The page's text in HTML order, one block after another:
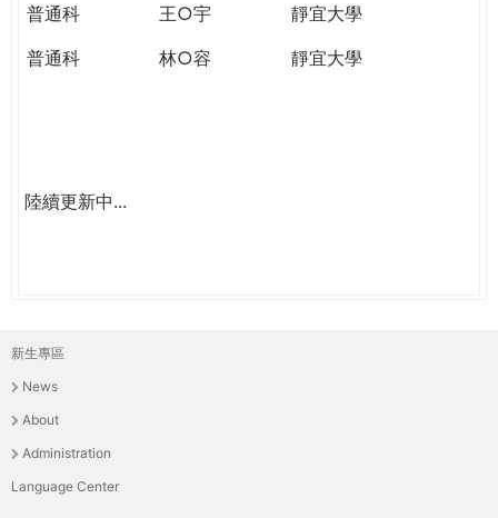
普通科
王○宇
靜宜大學
普通科
林○容 靜宜大學
陸續更新中...
主
選
單
新生專區
News
About
Administration
Language Center